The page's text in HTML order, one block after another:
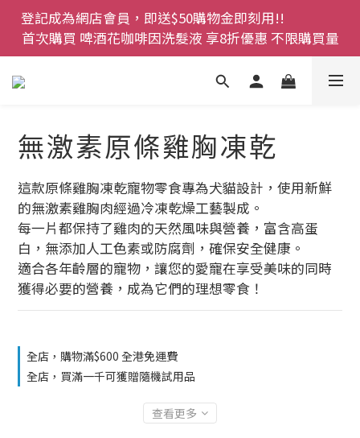
登記成為網店會員，即送$50購物金即刻用!!
首次購買 啤酒花咖啡因洗髮液 享8折優惠 不限購買量
登記成為網店會員，即送$50購物金即刻用!!
首次購買 啤酒花咖啡因洗髮液 享8折優惠 不限購買量
網店會員一年內累積消費 $4500 即刻變身 VIP 全年正
價貨 85 折，幫朋友買大家一齊抵 !!
今期優惠!! 濕疹救星 濕疹專用噴霧 買一枝送一件 50克
裝 濕疹舒敏膏   幼兒適用
登記成為網店會員，即送$50購物金即刻用!!
首次購買 啤酒花咖啡因洗髮液 享8折優惠 不限購買量
無激素原條雞胸凍乾
這款原條雞胸凍乾寵物零食專為犬貓設計，使用新鮮
的無激素雞胸肉經過冷凍乾燥工藝製成。
每一片都保持了雞肉的天然風味與營養，富含高蛋
白，無添加人工色素或防腐劑，確保安全健康。
適合各年齡層的寵物，讓您的愛寵在享受美味的同時
獲得必要的營養，成為它們的理想零食！
全店，購物滿$600 全港免運費
全店，買滿一千可獲贈隨機試用品
查看更多